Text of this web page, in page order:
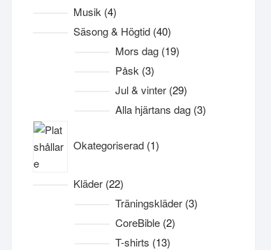
Musik 44
produkter
Säsong & Högtid 4040
produkter
Mors dag 1919
Påsk 33
produkter
Jul & vinter 2929
produkter
Alla hjärtans dag 33
Okategoriserad 1produkt
Kläder 2222
produkter
Träningskläder 33
CoreBible 22
T-shirts 1313